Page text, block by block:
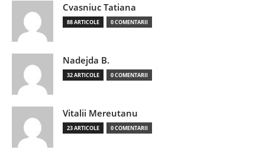
Cvasniuc Tatiana
88 ARTICOLE 0 COMENTARII
Nadejda B.
32 ARTICOLE 0 COMENTARII
Vitalii Mereutanu
23 ARTICOLE 0 COMENTARII